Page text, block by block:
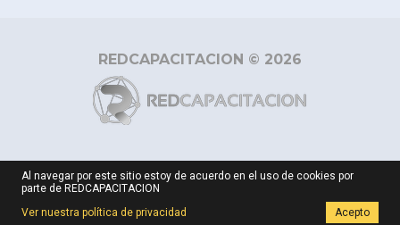
REDCAPACITACION © 2026
Al navegar por este sitio estoy de acuerdo en el uso de cookies por
parte de REDCAPACITACION
Ver nuestra política de privacidad
Acepto